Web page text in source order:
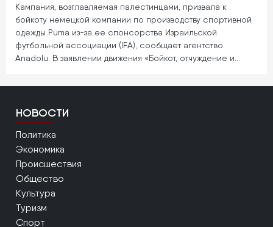
Кампания, возглавляемая палестинцами, призвала к
бойкоту немецкой компании по производству спортивной
одежды Puma из-за ее спонсорства Израильской
футбольной ассоциации (IFA), сообщает агентство
Anadolu. В заявлении движения «Бойкот, отчуждение и…
НОВОСТИ
Политика
Экономика
Происшествия
Общество
Культура
Туризм
Спорт